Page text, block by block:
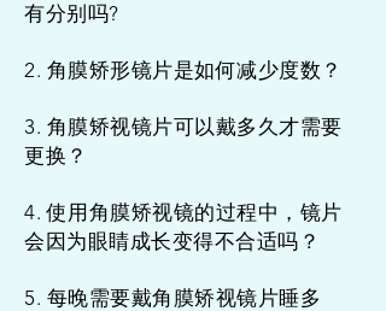
有分别吗?
2. 角膜矫形镜片是如何减少度数？
3. 角膜矫视镜片可以戴多久才需要
更换？
4. 使用角膜矫视镜的过程中，镜片
会因为眼睛成长变得不合适吗？
5. 每晚需要戴角膜矫视镜片睡多